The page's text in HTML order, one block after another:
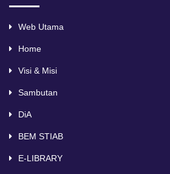
Web Utama
Home
Visi & Misi
Sambutan
DiA
BEM STIAB
E-LIBRARY